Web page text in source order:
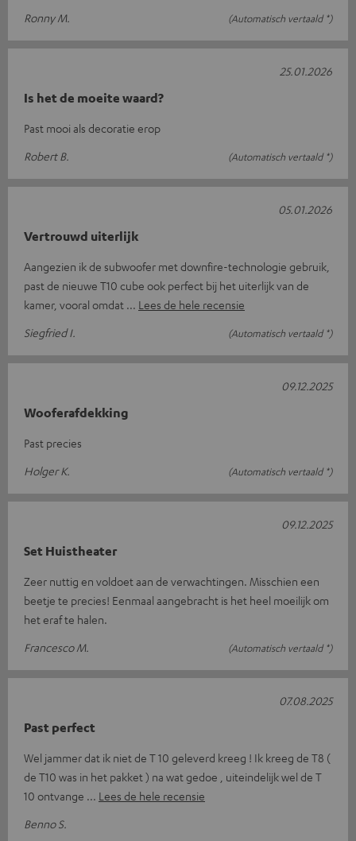
Ronny M.
(Automatisch vertaald *)
Is het de moeite waard?
Past mooi als decoratie erop
Robert B.
(Automatisch vertaald *)
25.01.2026
Vertrouwd uiterlijk
Aangezien ik de subwoofer met downfire-technologie gebruik,
past de nieuwe T10 cube ook perfect bij het uiterlijk van de
kamer, vooral omdat
Lees de hele recensie
Siegfried I.
(Automatisch vertaald *)
05.01.2026
Wooferafdekking
Past precies
Holger K.
(Automatisch vertaald *)
09.12.2025
Set Huistheater
Zeer nuttig en voldoet aan de verwachtingen. Misschien een
beetje te precies! Eenmaal aangebracht is het heel moeilijk om
het eraf te halen.
Francesco M.
(Automatisch vertaald *)
09.12.2025
Past perfect
Wel jammer dat ik niet de T 10 geleverd kreeg ! Ik kreeg de T8 (
de T10 was in het pakket ) na wat gedoe , uiteindelijk wel de T
10 ontvange
Lees de hele recensie
Benno S.
07.08.2025